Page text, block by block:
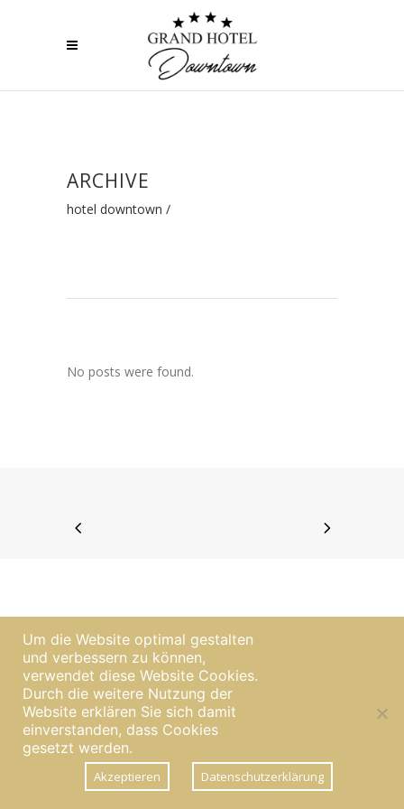
ARCHIVE
hotel downtown /
No posts were found.
Impressum | Datenschutzerklärung
Um die Website optimal gestalten
und verbessern zu können,
verwendet diese Website Cookies.
Durch die weitere Nutzung der
Website erklären Sie sich damit
einverstanden, dass Cookies
gesetzt werden.
Akzeptieren Datenschutzerklärung